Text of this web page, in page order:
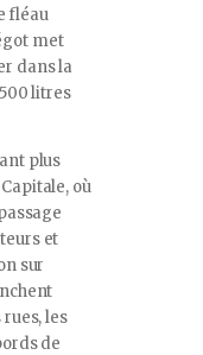
fléau
met
dans la
litres
plus
où
et
sur
les
de